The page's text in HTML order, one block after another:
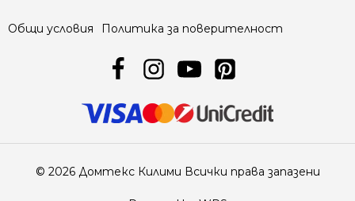
Общи условия Политика за поверителност
© 2026 Домтекс Килими Всички права запазени